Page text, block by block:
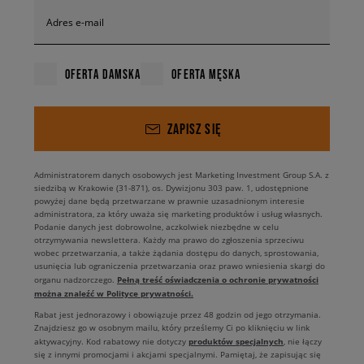
granatowym kolorze osadzony jest na gumowej podeszwie zewnętrznej
zabezpieczenie w obrębie palców.
- na słońce, śnieg i deszcz
W zimowych realiach stawiasz raczej na solidne obuwie w stylu butów
takim razie koniecznie przyjrzyj się z bliska propozycjom przygotowanym
przez Timberland, a więc legendarny, amerykański brand, który rozsławił
na cały świat charakterystyczne, miodowe buty outdoor wykonane z
najwyższej jakości materiałów odznaczających się m.in. właściwościami
hydrofobowymi.
Wśród projektów opatrzonych znanym logo z drzewem czekają m.in.
młodzieżowe sneakersy zimowe Timberland Field Trekker, które nie boją
się nawet najbardziej niesprzyjających warunków atmosferycznych. W
tym przypadku zespół projektowy marki postawił na wysokie cholewki ze
skóry naturalnej Better Leather pochodzącej z garbarni klasy LWG Silver,
Adres e-mail
OFERTA DAMSKA OFERTA MĘSKA
ZAPISZ SIĘ
Administratorem danych osobowych jest Marketing Investment Group S.A. z
siedzibą w Krakowie (31-871), os. Dywizjonu 303 paw. 1, udostępnione
powyżej dane będą przetwarzane w prawnie uzasadnionym interesie
administratora, za który uważa się marketing produktów i usług własnych.
Podanie danych jest dobrowolne, aczkolwiek niezbędne w celu
otrzymywania newslettera. Każdy ma prawo do zgłoszenia sprzeciwu
wobec przetwarzania, a także żądania dostępu do danych, sprostowania,
usunięcia lub ograniczenia przetwarzania oraz prawo wniesienia skargi do
organu nadzorczego. Pełną treść oświadczenia o ochronie prywatności
można znaleźć w Polityce prywatności.
Rabat jest jednorazowy i obowiązuje przez 48 godzin od jego otrzymania.
Znajdziesz go w osobnym mailu, który prześlemy Ci po kliknięciu w link
aktywacyjny. Kod rabatowy nie dotyczy produktów specjalnych, nie łączy
się z innymi promocjami i akcjami specjalnymi. Pamiętaj, że zapisując się